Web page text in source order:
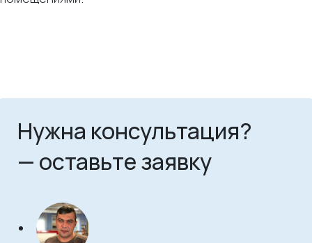
Нужна консультация?
— оставьте заявку